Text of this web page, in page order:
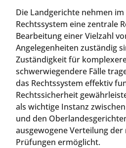
Die Landgerichte nehmen
Rechtssystem eine zentrale
Bearbeitung einer Vielzahl
Angelegenheiten zuständig
Zuständigkeit für
schwerwiegendere Fälle
das Rechtssystem effektiv
Rechtssicherheit
als wichtige Instanz
und den
ausgewogene Verteilung
Prüfungen ermöglicht.